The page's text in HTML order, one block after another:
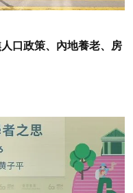
口政策、內地養老、房